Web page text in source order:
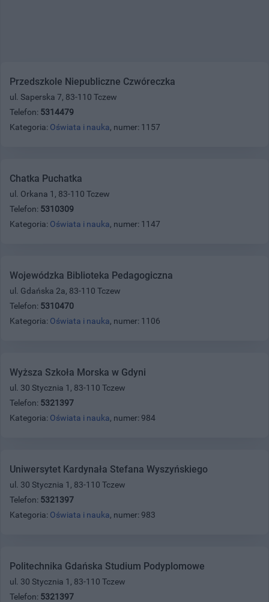
Przedszkole Niepubliczne Czwóreczka
ul. Saperska 7, 83-110 Tczew
Telefon: 5314479
Kategoria: Oświata i nauka, numer: 1157
Chatka Puchatka
ul. Orkana 1, 83-110 Tczew
Telefon: 5310309
Kategoria: Oświata i nauka, numer: 1147
Wojewódzka Biblioteka Pedagogiczna
ul. Gdańska 2a, 83-110 Tczew
Telefon: 5310470
Kategoria: Oświata i nauka, numer: 1106
Wyższa Szkoła Morska w Gdyni
ul. 30 Stycznia 1, 83-110 Tczew
Telefon: 5321397
Kategoria: Oświata i nauka, numer: 984
Uniwersytet Kardynała Stefana Wyszyńskiego
ul. 30 Stycznia 1, 83-110 Tczew
Telefon: 5321397
Kategoria: Oświata i nauka, numer: 983
Politechnika Gdańska Studium Podyplomowe
ul. 30 Stycznia 1, 83-110 Tczew
Telefon: 5321397